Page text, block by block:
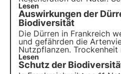
Mission an und erfahren
Nachhaltigkeit
grünere Zukunft für
zu schaffen.
Lesen
Auswirkungen der
Biodiversität
Die Dürren in Frankreich
und gefährden die
Nutzpflanzen.
und damit auch die
Bestäuber.
Lesen
Schutz der